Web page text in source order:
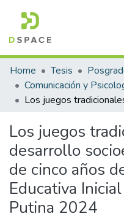
Communities & Collections
All of DSpace
Statistics
Home Tesis
Los juegos
desarrollo
de cinco años
Educativa
Putina 2024